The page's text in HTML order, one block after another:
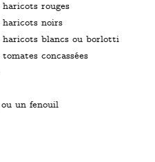
rouges
noirs
blancs ou borlotti
concassées
un fenouil